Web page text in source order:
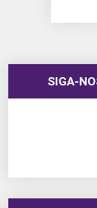
SIGA-